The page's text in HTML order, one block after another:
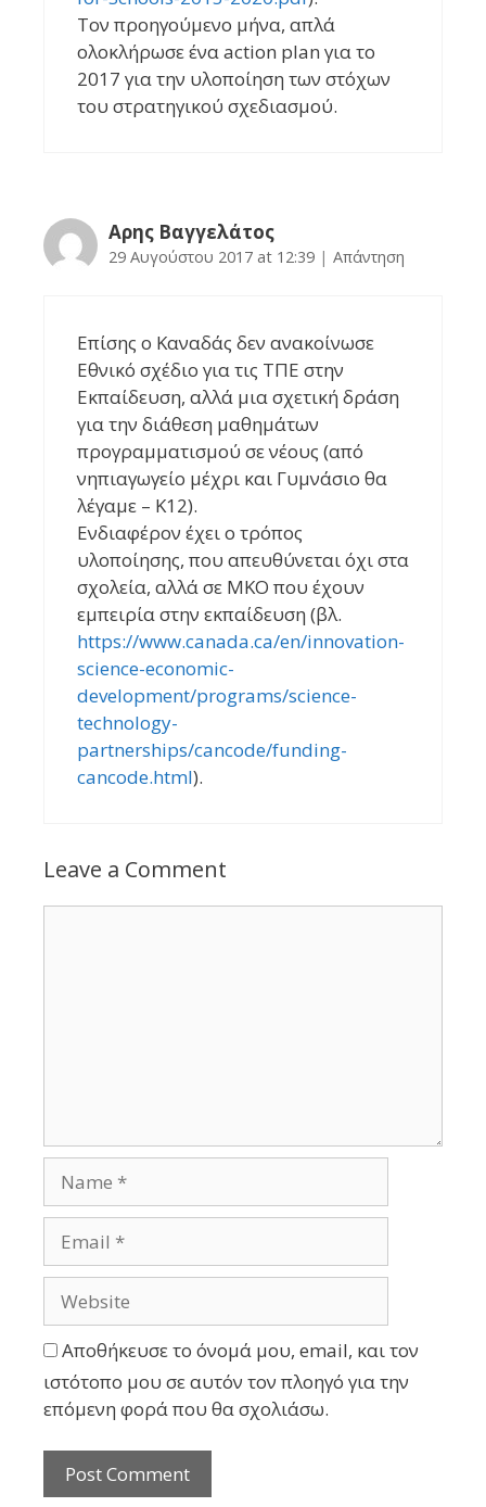
Τον προηγούμενο μήνα, απλά
ολοκλήρωσε ένα action plan για το
2017 για την υλοποίηση των στόχων
του στρατηγικού σχεδιασμού.
Αρης Βαγγελάτος
29 Αυγούστου 2017 at 12:39 | Απάντηση
Επίσης ο Καναδάς δεν ανακοίνωσε
Εθνικό σχέδιο για τις ΤΠΕ στην
Εκπαίδευση, αλλά μια σχετική δράση
για την διάθεση μαθημάτων
προγραμματισμού σε νέους (από
νηπιαγωγείο μέχρι και Γυμνάσιο θα
λέγαμε – K12).
Ενδιαφέρον έχει ο τρόπος
υλοποίησης, που απευθύνεται όχι στα
σχολεία, αλλά σε ΜΚΟ που έχουν
εμπειρία στην εκπαίδευση (βλ.
https://www.canada.ca/en/innovation-
science-economic-
development/programs/science-
technology-
partnerships/cancode/funding-
cancode.html).
Leave a Comment
Αποθήκευσε το όνομά μου, email, και τον
ιστότοπο μου σε αυτόν τον πλοηγό για την
επόμενη φορά που θα σχολιάσω.